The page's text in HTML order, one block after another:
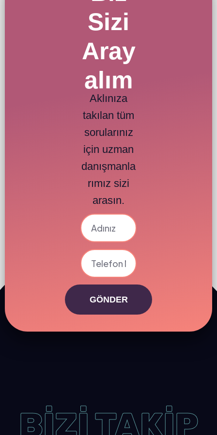
Sizi
Aray
alım
Aklınıza
takılan tüm
sorularınız
için uzman
danışmanla
rımız sizi
arasın.
GÖNDER
BİZİ TAKİP